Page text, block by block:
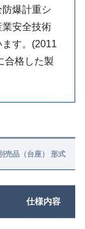
爆計重シ
業安全技術
す。(2011
合格した製
仕様内容
売品（台座） 形式